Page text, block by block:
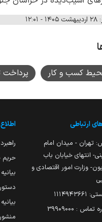
کسب و کار پرداخت
ارتباطی
تهران - میدان امام
انتهای خیابان باب
وزارت امور اقتصادی و
: 39909000
حریم